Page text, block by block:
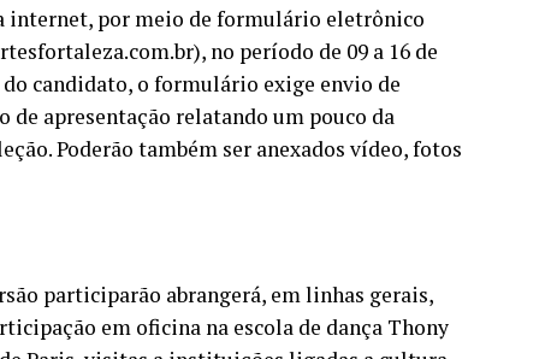
internet, por meio de formulário eletrônico
no período de 09 a 16 de
do candidato, o formulário exige envio de
apresentação relatando um pouco da
Poderão também ser anexados vídeo, fotos
participarão abrangerá, em linhas gerais,
em oficina na escola de dança Thony